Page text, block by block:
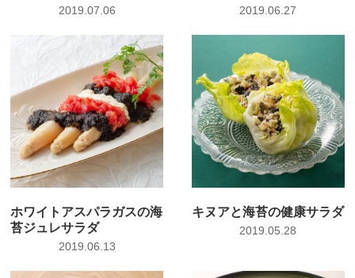
2019.07.06 2019.06.27
ホワイトアスパラガスの海
苔ジュレサラダ
2019.06.13
キヌアと海苔の健康サラダ
2019.05.28